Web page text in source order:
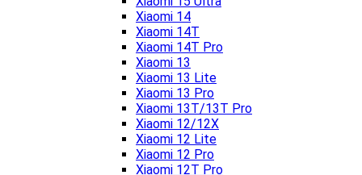
Xiaomi 14
Xiaomi 14T
Xiaomi 14T Pro
Xiaomi 13
Xiaomi 13 Lite
Xiaomi 13 Pro
Xiaomi 13T/13T Pro
Xiaomi 12/12X
Xiaomi 12 Lite
Xiaomi 12 Pro
Xiaomi 12T Pro